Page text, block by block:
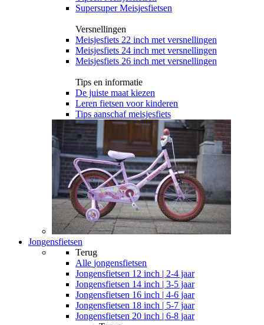
Supersuper Meisjesfietsen
Versnellingen
Meisjesfiets 22 inch met versnellingen
Meisjesfiets 24 inch met versnellingen
Meisjesfiets 26 inch met versnellingen
Tips en informatie
De juiste maat kiezen
Leren fietsen voor kinderen
Tips aanschaf meisjesfiets
Jongensfietsen
Terug
Alle jongensfietsen
Jongensfietsen 12 inch | 2-4 jaar
Jongensfietsen 14 inch | 3-5 jaar
Jongensfietsen 16 inch | 4-6 jaar
Jongensfietsen 18 inch | 5-7 jaar
Jongensfietsen 20 inch | 6-8 jaar